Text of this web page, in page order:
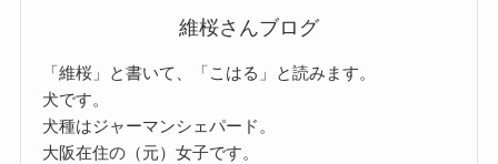
維桜さんブログ
「維桜」と書いて、「こはる」と読みます。
犬です。
犬種はジャーマンシェパード。
大阪在住の（元）女子です。